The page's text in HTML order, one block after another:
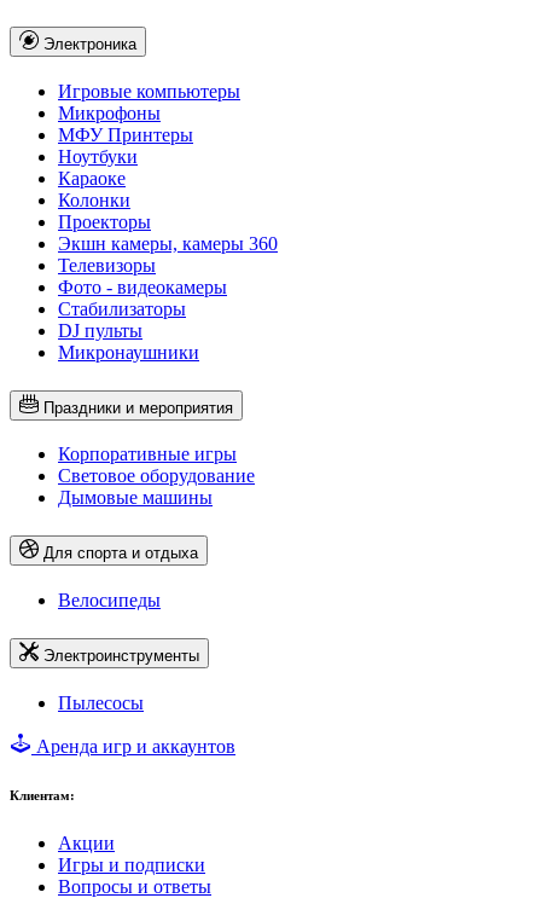
Электроника
Игровые компьютеры
Микрофоны
МФУ Принтеры
Ноутбуки
Караоке
Колонки
Проекторы
Экшн камеры, камеры 360
Телевизоры
Фото - видеокамеры
Стабилизаторы
DJ пульты
Микронаушники
Праздники и мероприятия
Корпоративные игры
Световое оборудование
Дымовые машины
Для спорта и отдыха
Велосипеды
Электроинструменты
Пылесосы
Аренда игр и аккаунтов
Клиентам:
Акции
Игры и подписки
Вопросы и ответы